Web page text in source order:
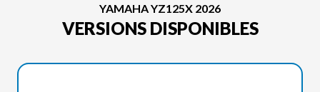
YAMAHA YZ125X 2026
VERSIONS DISPONIBLES